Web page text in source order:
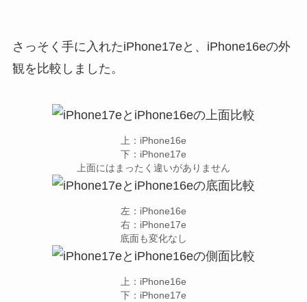
さっそく手に入れたiPhone17eと、iPhone16eの外
観を比較しました。
上：iPhone16e
下：iPhone17e
上面にはまったく違いがありません
左：iPhone16e
右：iPhone17e
底面も変化なし
上：iPhone16e
下：iPhone17e